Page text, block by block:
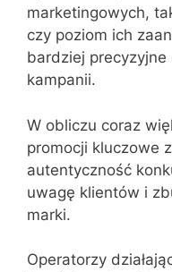
marketingowych,
czy poziom ich
bardziej precyzyjne
kampanii.
W obliczu coraz
promocji kluczowe
autentyczność
uwagę klientów i
marki.
Operatorzy